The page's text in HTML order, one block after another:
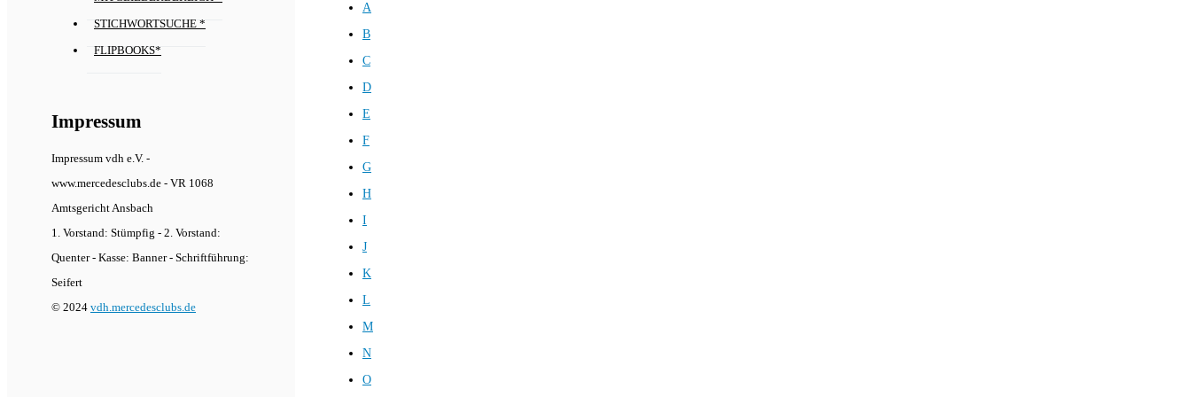
STICHWORTSUCHE *
FLIPBOOKS*
Impressum
Impressum vdh e.V. -
www.mercedesclubs.de - VR 1068
Amtsgericht Ansbach
1. Vorstand: Stümpfig - 2. Vorstand:
Quenter - Kasse: Banner - Schriftführung:
Seifert
© 2024 vdh.mercedesclubs.de
A
B
C
D
E
F
G
H
I
J
K
L
M
N
O